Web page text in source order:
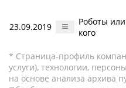
23.09.2019
Роботы
кого
* Страница-профиль
услуги), технологии,
на основе анализа архива